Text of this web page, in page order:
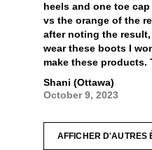
heels and one toe
vs the orange of the
after noting the
wear these boots I
make these products.
Shani (Ottawa)
October 9, 2023
AFFICHER D'AUTRES